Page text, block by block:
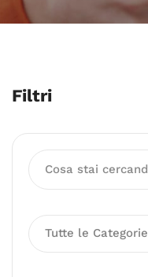
Filtri
Tutte le Categorie